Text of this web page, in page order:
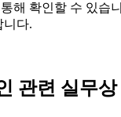
해 확인할 수 있습
니다.
관련 실무상